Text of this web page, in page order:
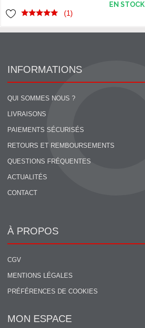
(1)
EN STOCK
INFORMATIONS
QUI SOMMES NOUS ?
LIVRAISONS
PAIEMENTS SÉCURISÉS
RETOURS ET REMBOURSEMENTS
QUESTIONS FRÉQUENTES
ACTUALITÉS
CONTACT
À PROPOS
CGV
MENTIONS LÉGALES
PRÉFÉRENCES DE COOKIES
MON ESPACE